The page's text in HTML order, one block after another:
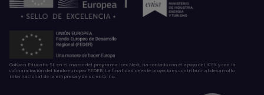
GoKoan Educatio SL en el marco del programa Icex Next, ha contado con el apoyo del ICEX y con la
cofinanciación del fondo europeo FEDER. La finalidad de este proyecto es contribuir al desarrollo
internacional de la empresa y de su entorno.